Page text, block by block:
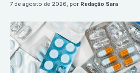
7 de agosto de 2026, por Redação Sara